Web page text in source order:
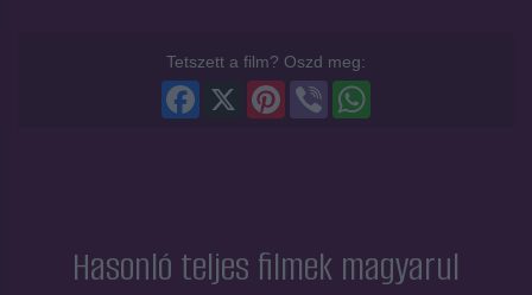
Tetszett a film? Oszd meg:
Viber
Pinterest
Facebook
Hasonló teljes filmek magyarul